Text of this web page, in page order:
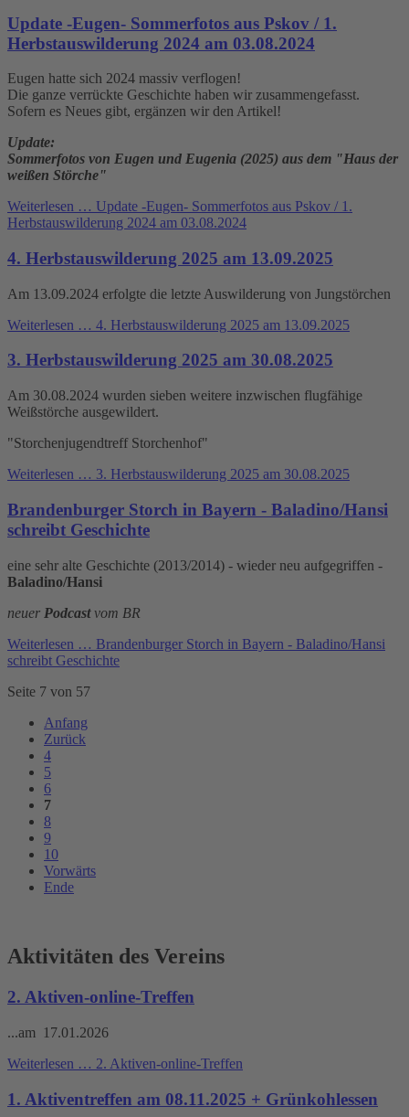
Update -Eugen- Sommerfotos aus Pskov / 1.
Herbstauswilderung 2024 am 03.08.2024
Eugen hatte sich 2024 massiv verflogen!
Die ganze verrückte Geschichte haben wir zusammengefasst.
Sofern es Neues gibt, ergänzen wir den Artikel!
Update:
Sommerfotos von Eugen und Eugenia (2025) aus dem "Haus der
weißen Störche"
Weiterlesen … Update -Eugen- Sommerfotos aus Pskov / 1.
Herbstauswilderung 2024 am 03.08.2024
4. Herbstauswilderung 2025 am 13.09.2025
Am 13.09.2024 erfolgte die letzte Auswilderung von Jungstörchen
Weiterlesen … 4. Herbstauswilderung 2025 am 13.09.2025
3. Herbstauswilderung 2025 am 30.08.2025
Am 30.08.2024 wurden sieben weitere inzwischen flugfähige
Weißstörche ausgewildert.
"Storchenjugendtreff Storchenhof"
Weiterlesen … 3. Herbstauswilderung 2025 am 30.08.2025
Brandenburger Storch in Bayern - Baladino/Hansi
schreibt Geschichte
eine sehr alte Geschichte (2013/2014) - wieder neu aufgegriffen -
Baladino/Hansi
neuer Podcastvom BR
Weiterlesen … Brandenburger Storch in Bayern - Baladino/Hansi
schreibt Geschichte
Seite 7 von 57
Anfang
Zurück
4
5
6
7
8
9
10
Vorwärts
Ende
Aktivitäten des Vereins
2. Aktiven-online-Treffen
...am 17.01.2026
Weiterlesen … 2. Aktiven-online-Treffen
1. Aktiventreffen am 08.11.2025 + Grünkohlessen